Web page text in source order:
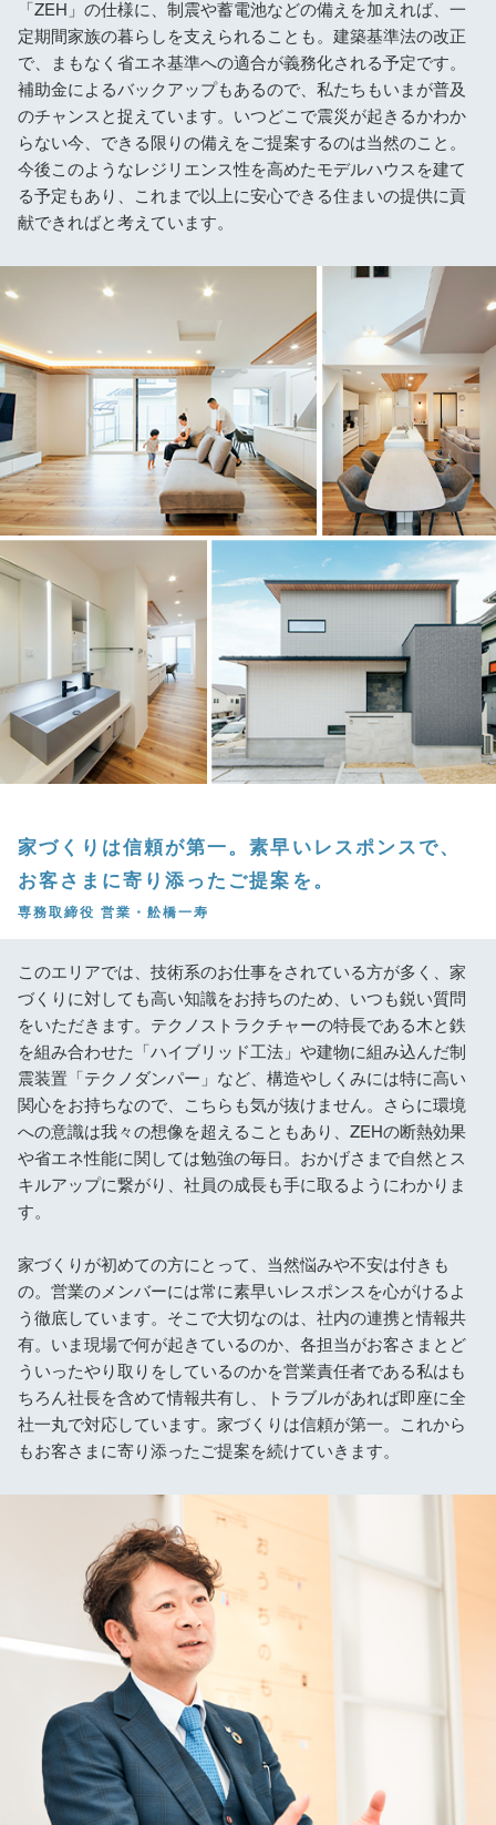
「ZEH」の仕様に、制震や蓄電池などの備えを加えれば、一
定期間家族の暮らしを支えられることも。建築基準法の改正
で、まもなく省エネ基準への適合が義務化される予定です。
補助金によるバックアップもあるので、私たちもいまが普及
のチャンスと捉えています。いつどこで震災が起きるかわか
らない今、できる限りの備えをご提案するのは当然のこと。
今後このようなレジリエンス性を高めたモデルハウスを建て
る予定もあり、これまで以上に安心できる住まいの提供に貢
献できればと考えています。
家づくりは信頼が第一。素早いレスポンスで、
お客さまに寄り添ったご提案を。
専務取締役 営業・舩橋一寿
このエリアでは、技術系のお仕事をされている方が多く、家
づくりに対しても高い知識をお持ちのため、いつも鋭い質問
をいただきます。テクノストラクチャーの特長である木と鉄
を組み合わせた「ハイブリッド工法」や建物に組み込んだ制
震装置「テクノダンパー」など、構造やしくみには特に高い
関心をお持ちなので、こちらも気が抜けません。さらに環境
への意識は我々の想像を超えることもあり、ZEHの断熱効果
や省エネ性能に関しては勉強の毎日。おかげさまで自然とス
キルアップに繋がり、社員の成長も手に取るようにわかりま
す。
家づくりが初めての方にとって、当然悩みや不安は付きも
の。営業のメンバーには常に素早いレスポンスを心がけるよ
う徹底しています。そこで大切なのは、社内の連携と情報共
有。いま現場で何が起きているのか、各担当がお客さまとど
ういったやり取りをしているのかを営業責任者である私はも
ちろん社長を含めて情報共有し、トラブルがあれば即座に全
社一丸で対応しています。家づくりは信頼が第一。これから
もお客さまに寄り添ったご提案を続けていきます。